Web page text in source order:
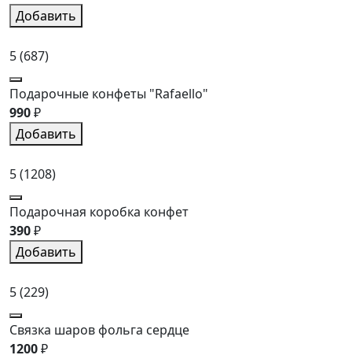
Добавить
5(687)
Подарочные конфеты "Rafaello"
990₽
Добавить
5(1208)
Подарочная коробка конфет
390₽
Добавить
5(229)
Связка шаров фольга сердце
1200₽